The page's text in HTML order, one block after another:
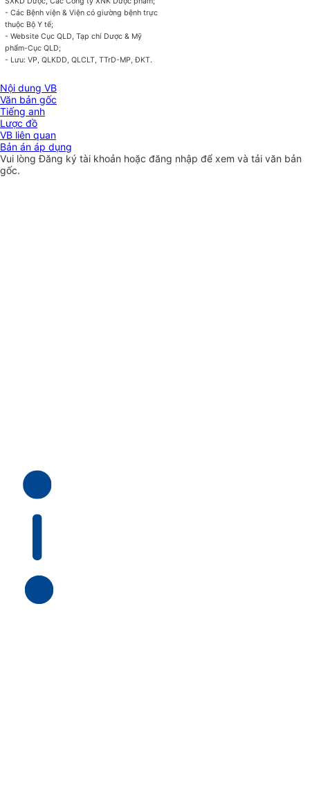
- Các Bệnh viện & Viện có giường bệnh trực
thuộc Bộ Y tế;
- Website Cục QLD, Tạp chí Dược & Mỹ
phẩm-Cục QLD;
- Lưu: VP, QLKDD, QLCLT, TTrD-MP, ĐKT.
Nội dung VB
Văn bản gốc
Tiếng anh
Lược đồ
VB liên quan
Bản án áp dụng
Vui lòngĐăng ký tài khoản hoặc đăng nhập để xem và tải văn bản
gốc.